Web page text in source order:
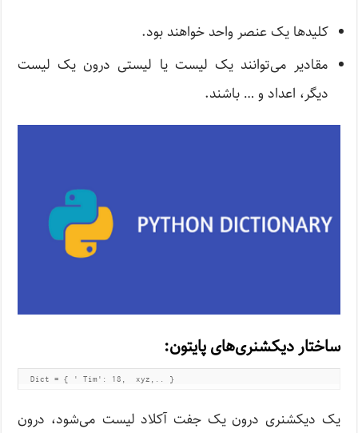
کلیدها یک عنصر واحد خواهند بود.
مقادیر می‌توانند یک لیست یا لیستی درون یک لیست
دیگر، اعداد و … باشند.
ساختار دیکشنری‌های پایتون:
  Dict = { ' Tim': 18,  xyz,.. }
یک دیکشنری درون یک جفت آکلاد لیست می‌شود، درون